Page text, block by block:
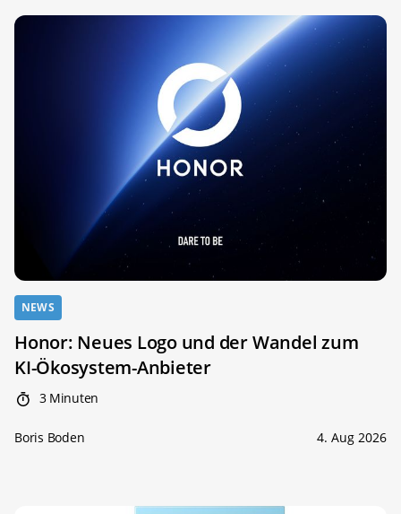
NEWS
Honor: Neues Logo und der Wandel zum
KI-Ökosystem-Anbieter
3 Minuten
Boris Boden 4. Aug 2026